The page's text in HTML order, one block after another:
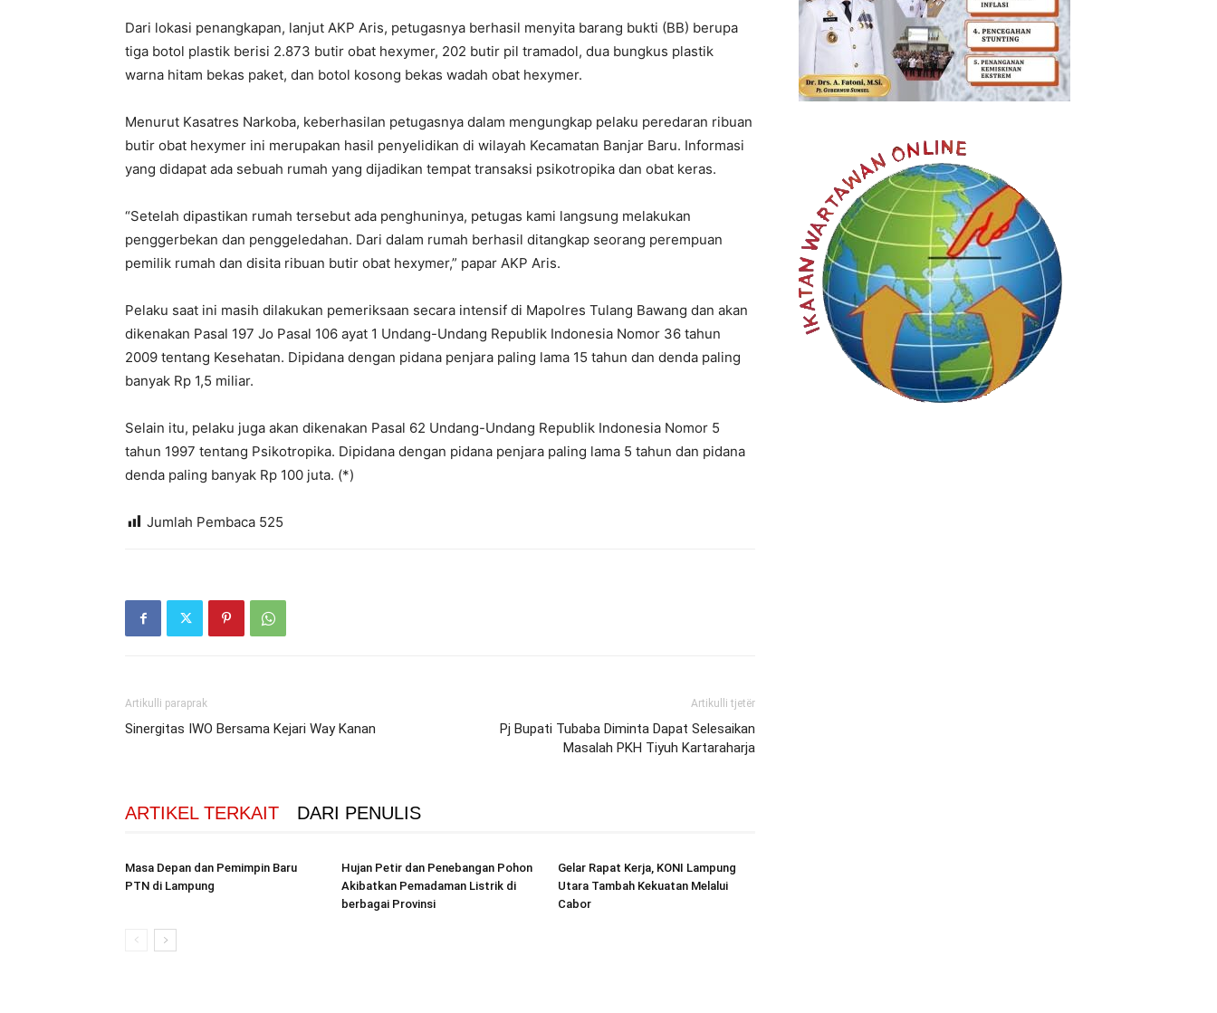
Dari lokasi penangkapan, lanjut AKP Aris, petugasnya berhasil menyita barang bukti (BB) berupa
tiga botol plastik berisi 2.873 butir obat hexymer, 202 butir pil tramadol, dua bungkus plastik
warna hitam bekas paket, dan botol kosong bekas wadah obat hexymer.
Menurut Kasatres Narkoba, keberhasilan petugasnya dalam mengungkap pelaku peredaran ribuan
butir obat hexymer ini merupakan hasil penyelidikan di wilayah Kecamatan Banjar Baru. Informasi
yang didapat ada sebuah rumah yang dijadikan tempat transaksi psikotropika dan obat keras.
“Setelah dipastikan rumah tersebut ada penghuninya, petugas kami langsung melakukan
penggerbekan dan penggeledahan. Dari dalam rumah berhasil ditangkap seorang perempuan
pemilik rumah dan disita ribuan butir obat hexymer,” papar AKP Aris.
Pelaku saat ini masih dilakukan pemeriksaan secara intensif di Mapolres Tulang Bawang dan akan
dikenakan Pasal 197 Jo Pasal 106 ayat 1 Undang-Undang Republik Indonesia Nomor 36 tahun
2009 tentang Kesehatan. Dipidana dengan pidana penjara paling lama 15 tahun dan denda paling
banyak Rp 1,5 miliar.
Selain itu, pelaku juga akan dikenakan Pasal 62 Undang-Undang Republik Indonesia Nomor 5
tahun 1997 tentang Psikotropika. Dipidana dengan pidana penjara paling lama 5 tahun dan pidana
denda paling banyak Rp 100 juta. (*)
Jumlah Pembaca 525
Artikulli paraprak
Sinergitas IWO Bersama Kejari Way Kanan
Artikulli tjetër
Pj Bupati Tubaba Diminta Dapat Selesaikan
Masalah PKH Tiyuh Kartaraharja
ARTIKEL TERKAIT DARI PENULIS
Masa Depan dan Pemimpin Baru
PTN di Lampung
Hujan Petir dan Penebangan Pohon
Akibatkan Pemadaman Listrik di
berbagai Provinsi
Gelar Rapat Kerja, KONI Lampung
Utara Tambah Kekuatan Melalui
Cabor